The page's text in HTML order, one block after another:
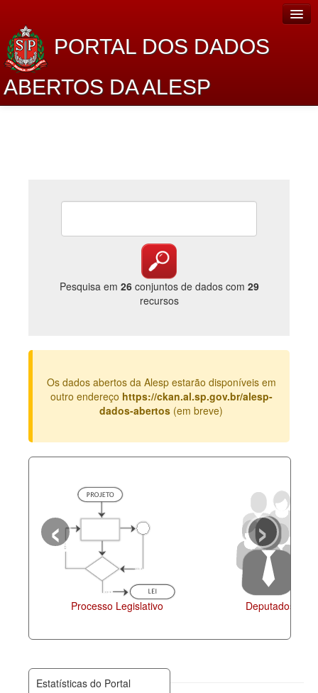
PORTAL DOS DADOS
ABERTOS DA ALESP
Lei de Acesso à Informação
Catálogo de dados
Legislação
Perguntas frequentes
Pesquisa em 26conjuntos de dados com 29
recursos
Os dados abertos da Alesp estarão disponíveis em
outro endereço https://ckan.al.sp.gov.br/alesp-
dados-abertos (em breve)
Processo Legislativo Deputados
‹ ›
Estatísticas do Portal